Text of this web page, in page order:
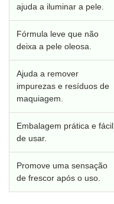
ajuda a iluminar a pele.
Fórmula leve que não
deixa a pele oleosa.
Ajuda a remover
impurezas e resíduos de
maquiagem.
Embalagem prática e fácil
de usar.
Promove uma sensação
de frescor após o uso.